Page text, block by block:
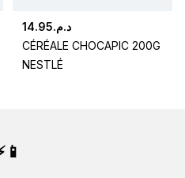
د.م.14.95
CÉRÉALE CHOCAPIC 200G
NESTLÉ